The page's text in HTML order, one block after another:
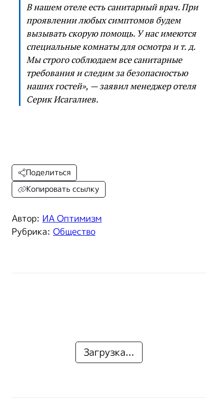
В нашем отеле есть санитарный врач. При
проявлении любых симптомов будем
вызывать скорую помощь. У нас имеются
специальные комнаты для осмотра и т. д.
Мы строго соблюдаем все санитарные
требования и следим за безопасностью
наших гостей», — заявил менеджер отеля
Серик Исагалиев.
Автор: ИА Оптимизм
Рубрика: Общество
Поделиться
Копировать ссылку
Загрузка...